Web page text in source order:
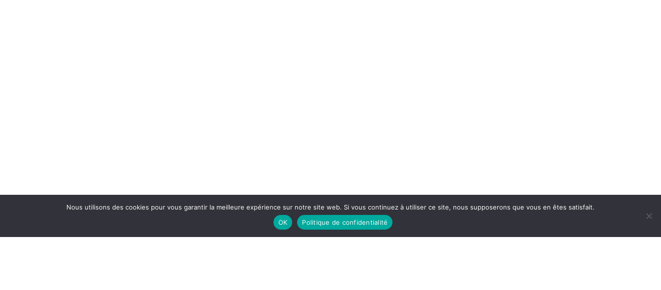
Nous utilisons des cookies pour vous garantir la meilleure expérience sur notre site web. Si vous continuez à utiliser ce site, nous supposerons que vous en êtes satisfait.
OK
Politique de confidentialité